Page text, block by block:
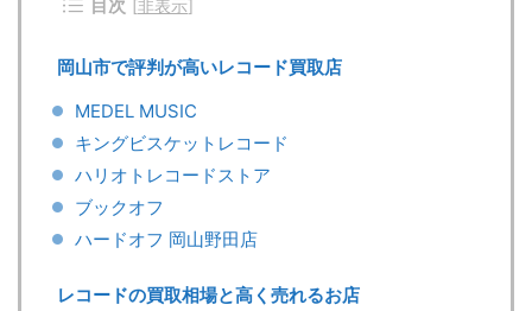
目次 [非表示]
岡山市で評判が高いレコード買取店
MEDEL MUSIC
キングビスケットレコード
ハリオトレコードストア
ブックオフ
ハードオフ 岡山野田店
レコードの買取相場と高く売れるお店